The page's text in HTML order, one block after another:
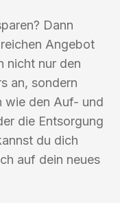
Dann
Angebot
nicht nur den
an, sondern
wie den Auf- und
die Entsorgung
du dich
auf dein neues